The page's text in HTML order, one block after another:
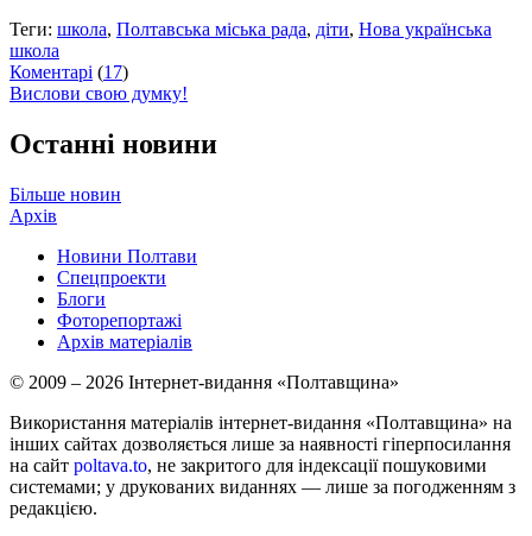
Теги: школа, Полтавська міська рада, діти, Нова українська
школа
Коментарі (17)
Вислови свою думку!
Останні новини
Більше новин
Архів
Новини Полтави
Спецпроекти
Блоги
Фоторепортажі
Архів матеріалів
© 2009 – 2026 Інтернет-видання «Полтавщина»
Використання матеріалів інтернет-видання «Полтавщина» на
інших сайтах дозволяється лише за наявності гіперпосилання
на сайт poltava.to, не закритого для індексації пошуковими
системами; у друкованих виданнях — лише за погодженням з
редакцією.